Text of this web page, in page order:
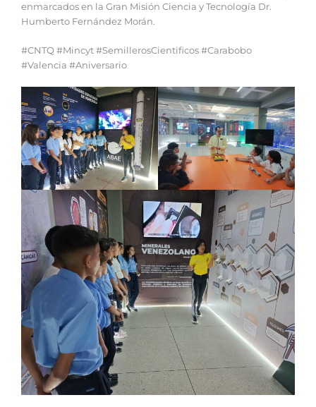
enmarcados en la Gran Misión Ciencia y Tecnología Dr.
Humberto Fernández Morán.
#CNTQ #Mincyt #SemillerosCientificos #Carabobo
#Valencia #Aniversario